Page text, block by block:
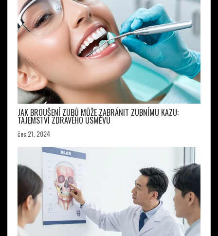
JAK BROUŠENÍ ZUBŮ MŮŽE ZABRÁNIT ZUBNÍMU KAZU:
TAJEMSTVÍ ZDRAVÉHO ÚSMĚVU
čec 21, 2024